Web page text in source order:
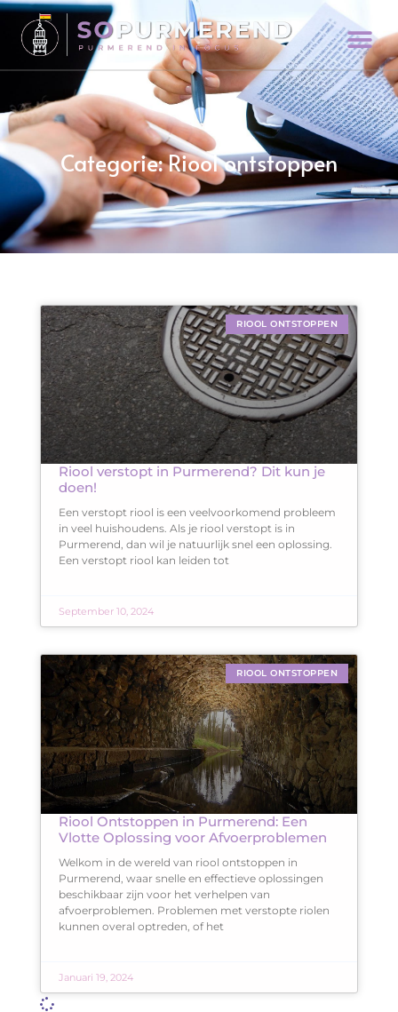
Categorie: Riool ontstoppen
RIOOL ONTSTOPPEN
Riool verstopt in Purmerend? Dit kun je
doen!
Een verstopt riool is een veelvoorkomend probleem
in veel huishoudens. Als je riool verstopt is in
Purmerend, dan wil je natuurlijk snel een oplossing.
Een verstopt riool kan leiden tot
September 10, 2024
RIOOL ONTSTOPPEN
Riool Ontstoppen in Purmerend: Een
Vlotte Oplossing voor Afvoerproblemen
Welkom in de wereld van riool ontstoppen in
Purmerend, waar snelle en effectieve oplossingen
beschikbaar zijn voor het verhelpen van
afvoerproblemen. Problemen met verstopte riolen
kunnen overal optreden, of het
Januari 19, 2024